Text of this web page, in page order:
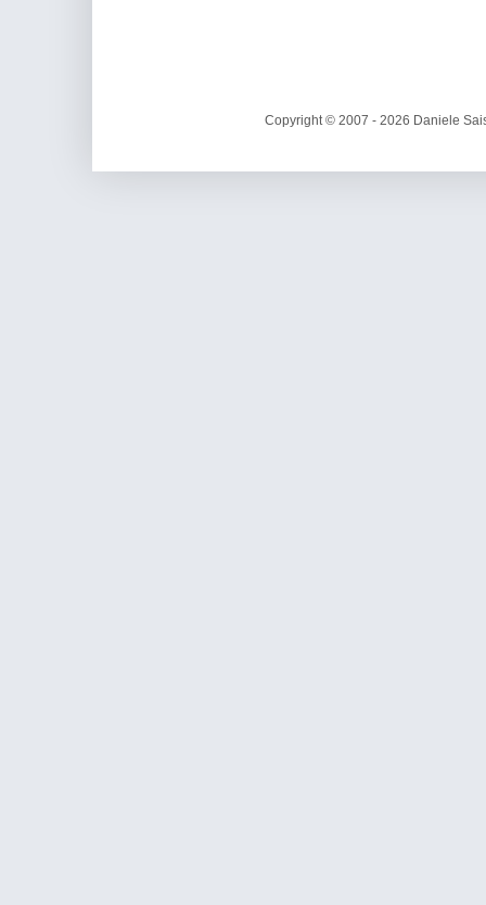
Copyright © 2007 - 2026 Daniele